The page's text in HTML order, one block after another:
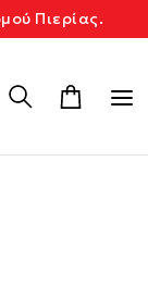
Πιερίας.